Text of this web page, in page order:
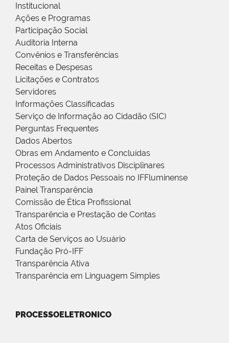
Institucional
Ações e Programas
Participação Social
Auditoria Interna
Convênios e Transferências
Receitas e Despesas
Licitações e Contratos
Servidores
Informações Classificadas
Serviço de Informação ao Cidadão (SIC)
Perguntas Frequentes
Dados Abertos
Obras em Andamento e Concluídas
Processos Administrativos Disciplinares
Proteção de Dados Pessoais no IFFluminense
Painel Transparência
Comissão de Ética Profissional
Transparência e Prestação de Contas
Atos Oficiais
Carta de Serviços ao Usuário
Fundação Pró-IFF
Transparência Ativa
Transparência em Linguagem Simples
PROCESSOELETRONICO